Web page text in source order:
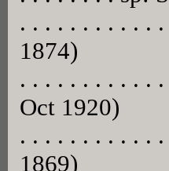
. . . . . . . . . . .
1874)
. . . . . . . . . . .
Oct 1920)
. . . . . . . . . . .
1869)